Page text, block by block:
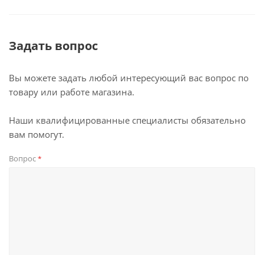
Задать вопрос
Вы можете задать любой интересующий вас вопрос по
товару или работе магазина.
Наши квалифицированные специалисты обязательно
вам помогут.
Вопрос*